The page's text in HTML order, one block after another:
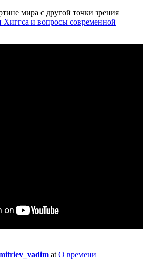
мира с другой точки зрения
Хиггса и вопросы современной
at О времени